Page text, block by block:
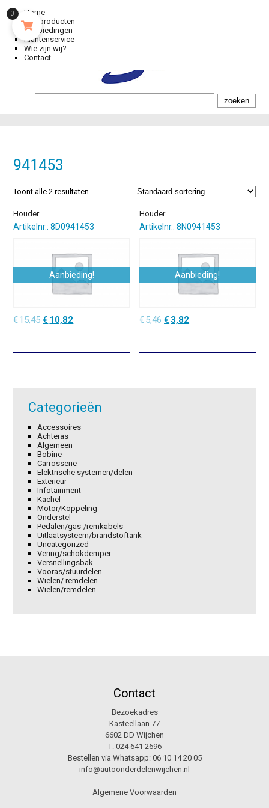
Home
Alle producten
Aanbiedingen
Klantenservice
Wie zijn wij?
Contact
941453
Toont alle 2 resultaten
Houder
Artikelnr.: 8D0941453
Aanbieding!
€15,45Oorspronkelijke
€15,45.
€ 10,82
€10,82.
Houder
Artikelnr.: 8N0941453
Aanbieding!
€5,46 Oorspronkelijke
€5,46.
€ 3,82
€3,82.
Categorieën
Accessoires
Achteras
Algemeen
Bobine
Carrosserie
Elektrische systemen/delen
Exterieur
Infotainment
Kachel
Motor/Koppeling
Onderstel
Pedalen/gas-/remkabels
Uitlaatsysteem/brandstoftank
Uncategorized
Vering/schokdemper
Versnellingsbak
Vooras/stuurdelen
Wielen/ remdelen
Wielen/remdelen
Contact
Bezoekadres
Kasteellaan 77
6602 DD Wijchen
T: 024 641 2696
Bestellen via Whatsapp: 06 10 14 20 05
info@autoonderdelenwijchen.nl
Algemene Voorwaarden
0